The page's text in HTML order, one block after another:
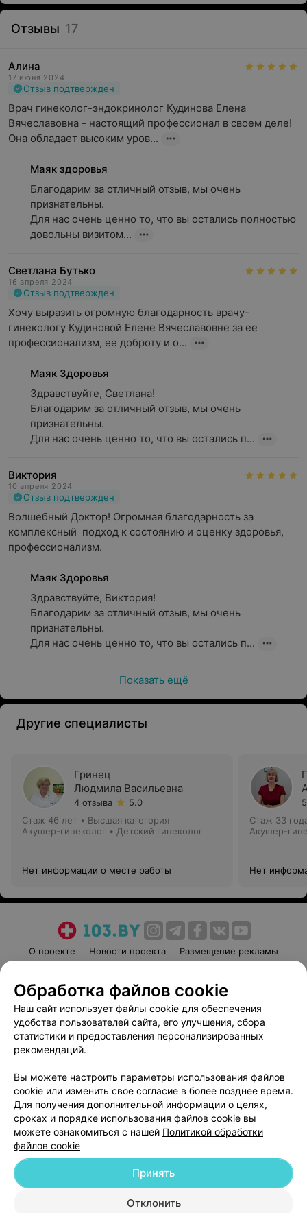
Отзывы 17
Алина
17 июня 2024
Отзыв подтвержден
Врач гинеколог-эндокринолог Кудинова Елена
Вячеславовна - настоящий профессионал в своем деле!
Она обладает высоким уров...
Маяк здоровья
Благодарим за отличный отзыв, мы очень
признательны.
Для нас очень ценно то, что вы остались полностью
довольны визитом...
Светлана Бутько
16 апреля 2024
Отзыв подтвержден
Хочу выразить огромную благодарность врачу-
гинекологу Кудиновой Елене Вячеславовне за ее
профессионализм, ее доброту и о...
Маяк Здоровья
Здравствуйте, Светлана!
Благодарим за отличный отзыв, мы очень
признательны.
Для нас очень ценно то, что вы остались п...
Виктория
10 апреля 2024
Отзыв подтвержден
Волшебный Доктор! Огромная благодарность за
комплексный  подход к состоянию и оценку здоровья,
профессионализм.
Маяк Здоровья
Здравствуйте, Виктория!
Благодарим за отличный отзыв, мы очень
признательны.
Для нас очень ценно то, что вы остались п...
Показать ещё
Другие специалисты
Гринец
Людмила Васильевна
4 отзыва
5.0
Стаж 46 лет • Высшая категория
Акушер-гинеколог • Детский гинеколог
Нет информации о месте работы
Стаж 33
Акушер-
Нет
О проекте Новости проекта
Размещение рекламы
Пользовательское соглашение
Способы оплаты
Вакансии
Партнеры
Написать руководителю 103.by
Обработка персональных данных
© 2026 ООО «Артокс Лаб», УНП 191700409
| 220012, Республика Беларусь,
Обработка файлов cookie
Наш сайт использует файлы cookie для обеспечения
удобства пользователей сайта, его улучшения, сбора
статистики и предоставления персонализированных
рекомендаций.
Вы можете настроить параметры использования файлов
cookie или изменить свое согласие в более позднее время.
Для получения дополнительной информации о целях,
сроках и порядке использования файлов cookie вы
можете ознакомиться с нашей Политикой обработки
файлов cookie
Отклонить
Принять